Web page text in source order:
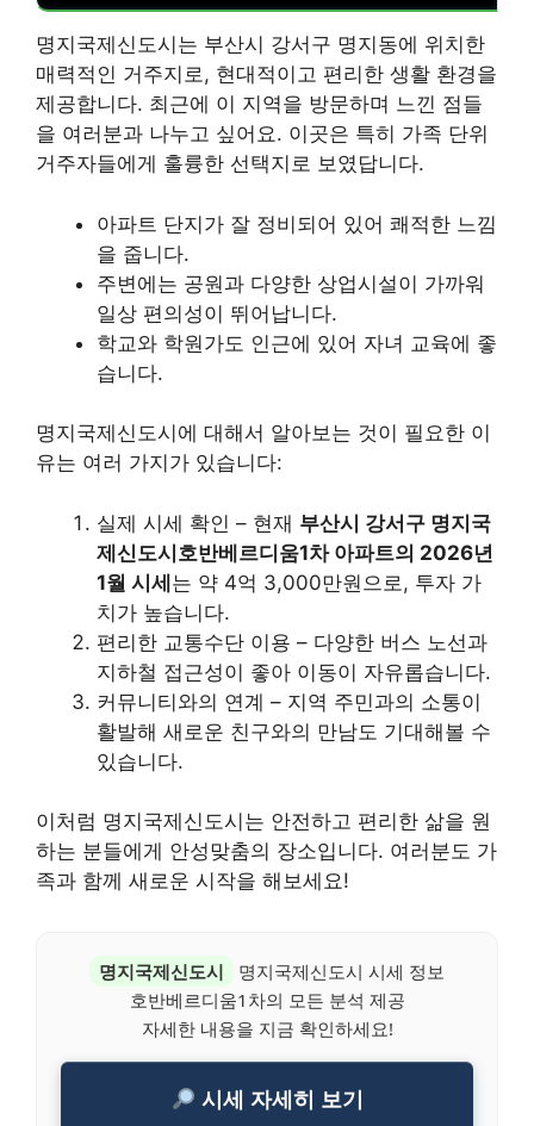
명지국제신도시는 부산시 강서구 명지동에 위치한
매력적인 거주지로, 현대적이고 편리한 생활 환경을
제공합니다. 최근에 이 지역을 방문하며 느낀 점들
을 여러분과 나누고 싶어요. 이곳은 특히 가족 단위
거주자들에게 훌륭한 선택지로 보였답니다.
아파트 단지가 잘 정비되어 있어 쾌적한 느낌
을 줍니다.
주변에는 공원과 다양한 상업시설이 가까워
일상 편의성이 뛰어납니다.
학교와 학원가도 인근에 있어 자녀 교육에 좋
습니다.
명지국제신도시에 대해서 알아보는 것이 필요한 이
유는 여러 가지가 있습니다:
실제 시세 확인 – 현재 부산시 강서구 명지국
제신도시호반베르디움1차 아파트의 2026년
1월 시세는 약 4억 3,000만원으로, 투자 가
치가 높습니다.
편리한 교통수단 이용 – 다양한 버스 노선과
지하철 접근성이 좋아 이동이 자유롭습니다.
커뮤니티와의 연계 – 지역 주민과의 소통이
활발해 새로운 친구와의 만남도 기대해볼 수
있습니다.
이처럼 명지국제신도시는 안전하고 편리한 삶을 원
하는 분들에게 안성맞춤의 장소입니다. 여러분도 가
족과 함께 새로운 시작을 해보세요!
명지국제신도시
명지국제신도시 시세 정보
호반베르디움1차의 모든 분석 제공
자세한 내용을 지금 확인하세요!
시세 자세히 보기